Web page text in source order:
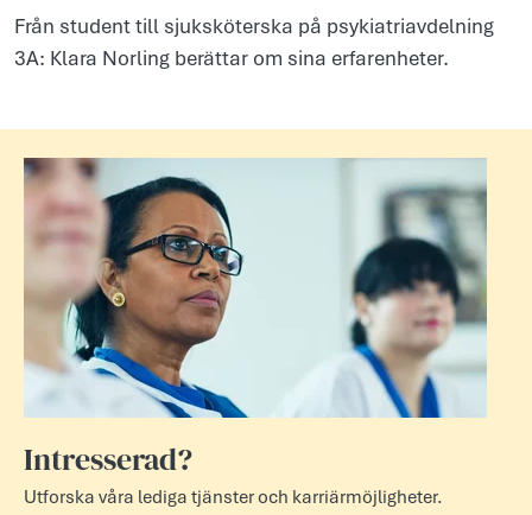
Från student till sjuksköterska på psykiatriavdelning
3A: Klara Norling berättar om sina erfarenheter.
Intresserad?
Utforska våra lediga tjänster och karriärmöjligheter.